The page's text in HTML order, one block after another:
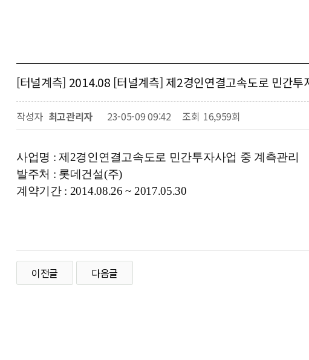
[터널계측] 2014.08 [터널계측] 제2경인연결고속도로 민간투
작성자 최고관리자 23-05-09 09:42 조회 16,959회
사업명 :제2경인연결고속도로 민간투자사업 중 계측관리
발주처 : 롯데건설(주)
계약기간 : 2014.08.26 ~ 2017.05.30
이전글 다음글